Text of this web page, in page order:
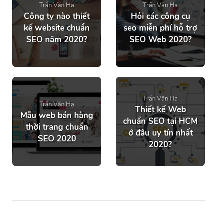
Trần Văn Hạ
Công ty nào thiết
kế website chuẩn
SEO năm 2020?
Trần Văn Hạ
Hỏi các công cụ
seo miễn phí hỗ trợ
SEO Web 2020?
Trần Văn Hạ
Mẫu web bán hàng
thời trang chuẩn
SEO 2020
Trần Văn Hạ
Thiết kế Web
chuẩn SEO tại HCM
ở đâu uy tín nhất
2020?